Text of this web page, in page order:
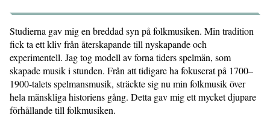
Studierna gav mig en breddad syn på folkmusiken. Min tradition
fick ta ett kliv från återskapande till nyskapande och
experimentell. Jag tog modell av forna tiders spelmän, som
skapade musik i stunden. Från att tidigare ha fokuserat på 1700–
1900-talets spelmansmusik, sträckte sig nu min folkmusik över
hela mänskliga historiens gång. Detta gav mig ett mycket djupare
förhållande till folkmusiken.